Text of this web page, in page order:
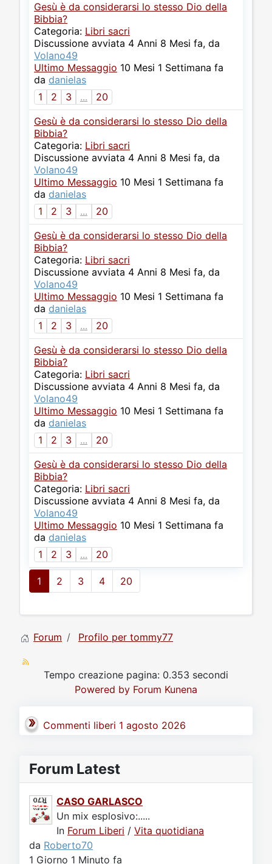
Gesù è da considerarsi lo stesso Dio della
Bibbia?
Categoria: Libri sacri
Discussione avviata 4 Anni 8 Mesi fa, da
Volano49
Ultimo Messaggio 10 Mesi 1 Settimana fa
da danielas
1
2 3 ...
20
Gesù è da considerarsi lo stesso Dio della
Bibbia?
Categoria: Libri sacri
Discussione avviata 4 Anni 8 Mesi fa, da
Volano49
Ultimo Messaggio 10 Mesi 1 Settimana fa
da danielas
1
2 3 ...
20
Gesù è da considerarsi lo stesso Dio della
Bibbia?
Categoria: Libri sacri
Discussione avviata 4 Anni 8 Mesi fa, da
Volano49
Ultimo Messaggio 10 Mesi 1 Settimana fa
da danielas
1
2 3 ...
20
Gesù è da considerarsi lo stesso Dio della
Bibbia?
Categoria: Libri sacri
Discussione avviata 4 Anni 8 Mesi fa, da
Volano49
Ultimo Messaggio 10 Mesi 1 Settimana fa
da danielas
1
2 3 ...
20
Gesù è da considerarsi lo stesso Dio della
Bibbia?
Categoria: Libri sacri
Discussione avviata 4 Anni 8 Mesi fa, da
Volano49
Ultimo Messaggio 10 Mesi 1 Settimana fa
da danielas
1
2 3 ... 20
1 2 3 4 20
Forum Profilo per tommy77
Tempo creazione pagina: 0.353 secondi
Powered by Forum Kunena
Commenti liberi 1 agosto 2026
Forum Latest
CASO GARLASCO
Un mix esplosivo:.....
In Forum Liberi / Vita quotidiana
da Roberto70
1 Giorno 1 Minuto fa